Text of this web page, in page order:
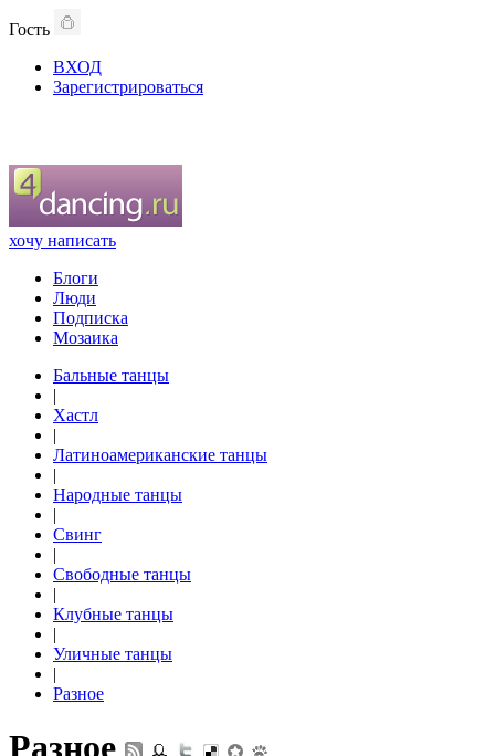
Гость
ВХОД
Зарегистрироваться
хочу написать
Блоги
Люди
Подписка
Мозаика
Бальные танцы
|
Хастл
|
Латиноамериканские танцы
|
Народные танцы
|
Свинг
|
Свободные танцы
|
Клубные танцы
|
Уличные танцы
|
Разное
Разное